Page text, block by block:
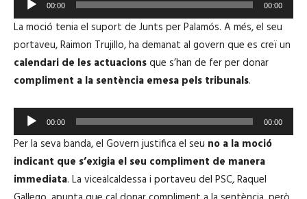
e
p
r
o
d
u
t
o
r
d
00:00 00:00
La moció tenia el suport de Junts per Palamós. A més, el seu
portaveu, Raimon Trujillo, ha demanat al govern que es creï un
calendari de les actuacionsque s’han de fer per donar
compliment a la sentència emesa pels tribunals.
e
p
r
o
00:00 00:00
Per la seva banda, el Govern justifica el seu no a la moció
indicant que s’exigia el seu compliment de manera
immediata. La vicealcaldessa i portaveu del PSC, Raquel